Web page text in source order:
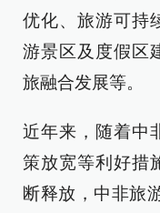
优化、旅游可持
游景区及度假区
旅融合发展等。
近年来，随着中
策放宽等利好措
断释放，中非旅